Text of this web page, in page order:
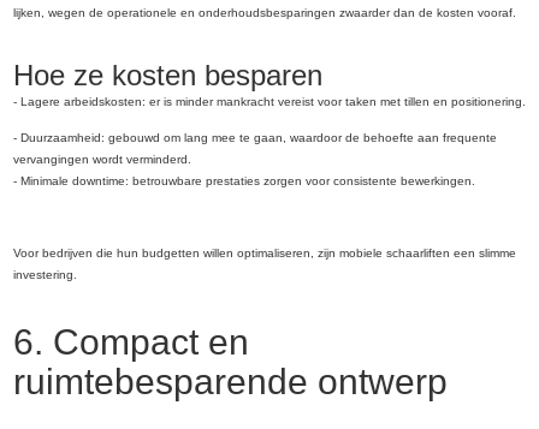
lijken, wegen de operationele en onderhoudsbesparingen zwaarder dan de kosten vooraf.
Hoe ze kosten besparen
- Lagere arbeidskosten: er is minder mankracht vereist voor taken met tillen en positionering.
- Duurzaamheid: gebouwd om lang mee te gaan, waardoor de behoefte aan frequente
vervangingen wordt verminderd.
- Minimale downtime: betrouwbare prestaties zorgen voor consistente bewerkingen.
Voor bedrijven die hun budgetten willen optimaliseren, zijn mobiele schaarliften een slimme
investering.
6. Compact en
ruimtebesparende ontwerp